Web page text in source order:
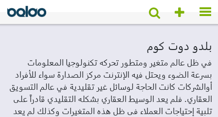
بلدو دوت كوم
في ظل عالم متغير ومتطور تحركه تكنولوجيا المعلومات
بسرعة الضوء ويحتل فيه الإنترنت مركز الصدارة سواء للأفراد
أوالشركات كانت الحاجة لوسائل غير تقليدية في عالم التسويق
العقاري. فلم يعد الوسيط العقاري بشكله التقليدي قادراً على
تلبية إحتياجات العملاء فى ظل هذه المتغيرات وكذلك لم يعد